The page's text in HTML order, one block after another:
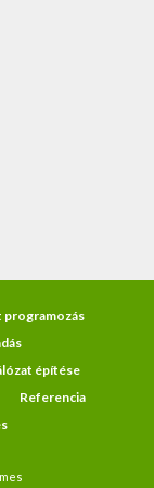
építése
Referencia